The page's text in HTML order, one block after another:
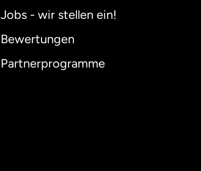
Jobs - wir stellen ein!
Bewertungen
Partnerprogramme